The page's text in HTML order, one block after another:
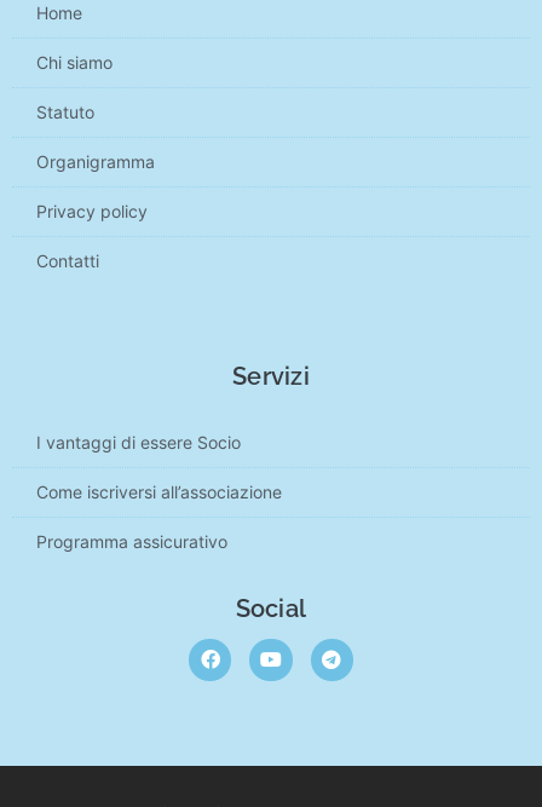
Home
Chi siamo
Statuto
Organigramma
Privacy policy
Contatti
Servizi
I vantaggi di essere Socio
Come iscriversi all’associazione
Programma assicurativo
Social